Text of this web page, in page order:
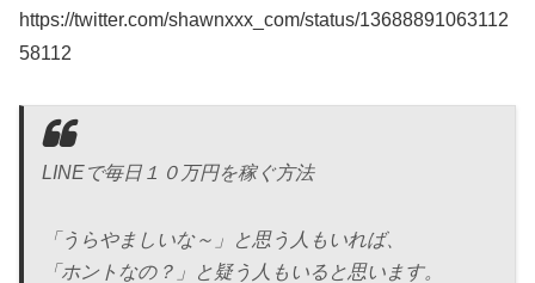
https://twitter.com/shawnxxx_com/status/13688891063112
58112
LINEで毎日１０万円を稼ぐ方法
「うらやましいな～」と思う人もいれば、
「ホントなの？」と疑う人もいると思います。